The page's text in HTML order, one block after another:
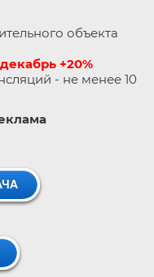
объекта
+20%
- не менее 10